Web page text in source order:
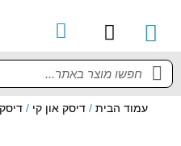
עמוד הבית /דיסק און קי /